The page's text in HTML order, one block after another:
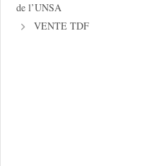
de l’UNSA
VENTE TDF